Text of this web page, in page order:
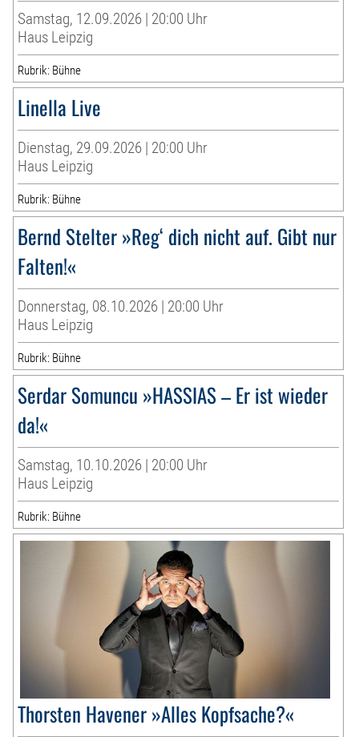
Samstag, 12.09.2026 | 20:00 Uhr
Haus Leipzig
Rubrik: Bühne
Linella Live
Dienstag, 29.09.2026 | 20:00 Uhr
Haus Leipzig
Rubrik: Bühne
Bernd Stelter »Reg‘ dich nicht auf. Gibt nur
Falten!«
Donnerstag, 08.10.2026 | 20:00 Uhr
Haus Leipzig
Rubrik: Bühne
Serdar Somuncu »HASSIAS – Er ist wieder
da!«
Samstag, 10.10.2026 | 20:00 Uhr
Haus Leipzig
Rubrik: Bühne
Thorsten Havener »Alles Kopfsache?«